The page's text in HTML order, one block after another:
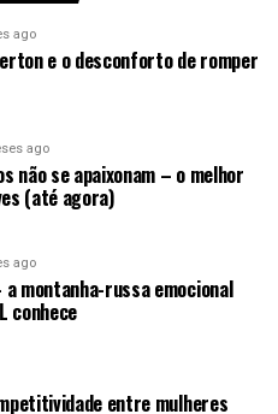
ago
e o desconforto de romper
ago
não se apaixonam – o melhor
(até agora)
ago
montanha-russa emocional
conhece
entre mulheres